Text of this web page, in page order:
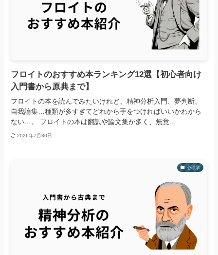
フロイトのおすすめ本ランキング12選【初心者向け
入門書から原典まで】
フロイトの本を読んでみたいけれど、精神分析入門、夢判断、
自我論集…種類が多すぎてどれから手をつければいいかわから
ない…。 フロイトの本は翻訳や論文集が多く、無意...
2026年7月30日
心理学